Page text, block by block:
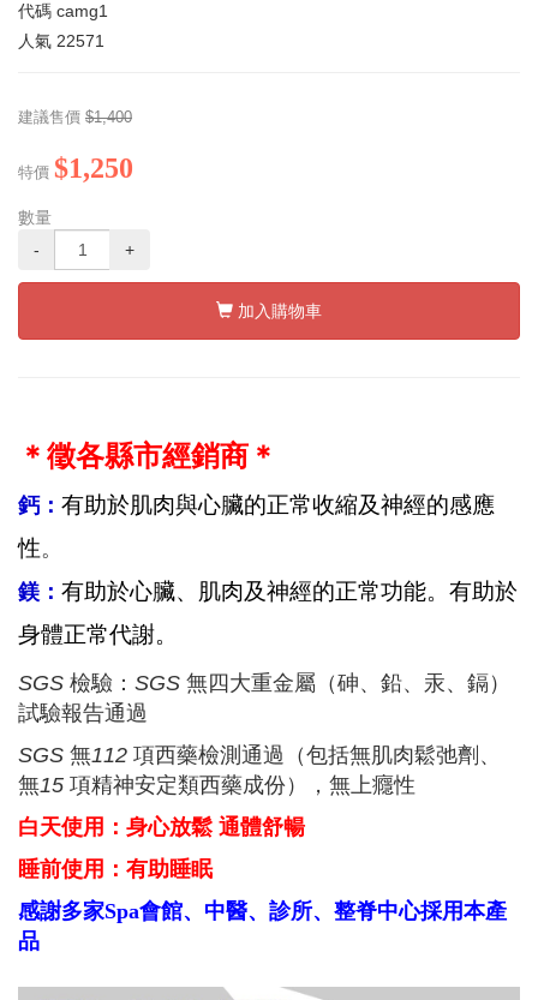
代碼 camg1
人氣 22571
建議售價 $1,400
特價 $1,250
數量
-
+
加入購物車
＊徵各縣市經銷商＊
鈣： 有助於肌肉與心臟的正常收縮及神經的感應
性。
鎂： 有助於心臟、肌肉及神經的正常功能。有助於
身體正常代謝。
SGS 檢驗： SGS 無四大重金屬（砷、鉛、汞、鎘）
試驗報告通過
SGS 無112 項西藥檢測通過（包括無肌肉鬆弛劑、
無15 項精神安定類西藥成份），無上癮性
白天使用： 身心放鬆 通體舒暢
睡前使用：有助睡眠
感謝多家Spa會館、中醫、診所、整脊中心採用本產
品